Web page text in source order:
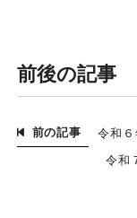
前後の記事
前の記事
令和
令和